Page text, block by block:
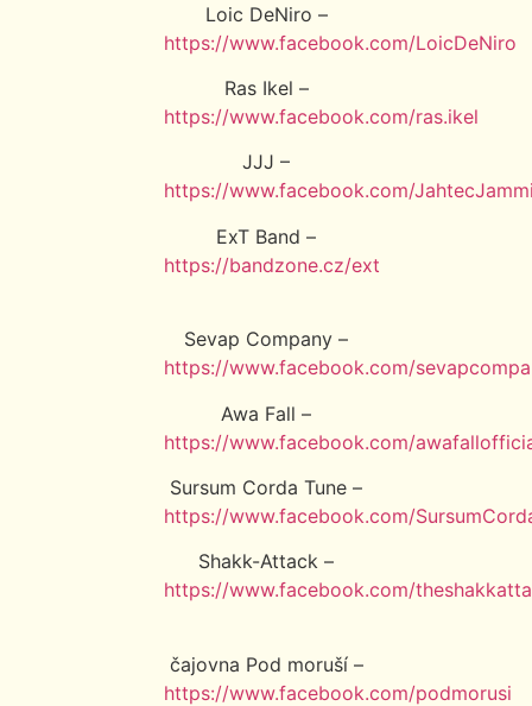
Loic DeNiro –
https://www.facebook.com/LoicDeNiro
Ras Ikel –
https://www.facebook.com/ras.ikel
JJJ –
https://www.facebook.com/
ExT Band –
https://bandzone.cz/ext
Sevap Company –
https://www.facebook.com/
Awa Fall –
https://www.facebook.com/
Sursum Corda Tune –
https://www.facebook.com/
Shakk-Attack –
https://www.facebook.com/
čajovna Pod moruší –
https://www.facebook.com/podmorusi